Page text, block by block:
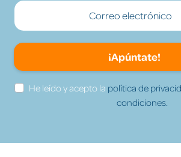
¡Apúntate!
He leído y acepto la política de
condiciones.